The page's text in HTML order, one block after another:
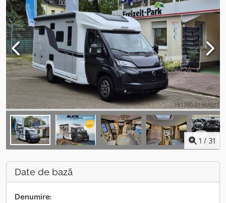
1 / 31
Date de bază
Denumire: